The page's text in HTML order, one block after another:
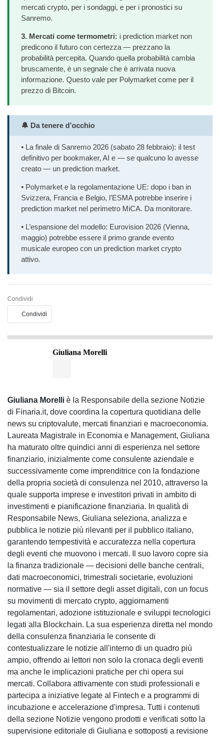
mercati crypto, per i sondaggi, e per i pronostici su
Sanremo.
3. Mercati come termometri: i prediction market non
predicono il futuro con certezza — prezzano la
probabilità percepita. Quando quella probabilità cambia
bruscamente, è un segnale che è arrivata nuova
informazione. Questo vale per Polymarket come per il
prezzo di Bitcoin.
🔔 Da tenere d’occhio
• La finale di Sanremo 2026 (sabato 28 febbraio): il test
definitivo per bookmaker, AI e — se qualcuno lo avesse
creato — un prediction market.
• Polymarket e la regolamentazione UE: dopo i ban in
Svizzera, Francia e Belgio, l’ESMA potrebbe inserire i
prediction market nel perimetro MiCA. Da monitorare.
• L’espansione del modello: Eurovision 2026 (Vienna,
maggio) potrebbe essere il primo grande evento
musicale europeo con un prediction market crypto
attivo.
Condividi
Condividi
Giuliana Morelli
Giuliana Morelli è la Responsabile della sezione Notizie
di Finaria.it, dove coordina la copertura quotidiana delle
news su criptovalute, mercati finanziari e macroeconomia.
Laureata Magistrale in Economia e Management, Giuliana
ha maturato oltre quindici anni di esperienza nel settore
finanziario, inizialmente come consulente aziendale e
successivamente come imprenditrice con la fondazione
della propria società di consulenza nel 2010, attraverso la
quale supporta imprese e investitori privati in ambito di
investimenti e pianificazione finanziaria. In qualità di
Responsabile News, Giuliana seleziona, analizza e
pubblica le notizie più rilevanti per il pubblico italiano,
garantendo tempestività e accuratezza nella copertura
degli eventi che muovono i mercati. Il suo lavoro copre sia
la finanza tradizionale — decisioni delle banche centrali,
dati macroeconomici, trimestrali societarie, evoluzioni
normative — sia il settore degli asset digitali, con un focus
su movimenti di mercato crypto, aggiornamenti
regolamentari, adozione istituzionale e sviluppi tecnologici
legati alla Blockchain. La sua esperienza diretta nel mondo
della consulenza finanziaria le consente di
contestualizzare le notizie all'interno di un quadro più
ampio, offrendo ai lettori non solo la cronaca degli eventi
ma anche le implicazioni pratiche per chi opera sui
mercati. Collabora attivamente con studi professionali e
partecipa a iniziative legate al Fintech e a programmi di
incubazione e accelerazione d'impresa. Tutti i contenuti
della sezione Notizie vengono prodotti e verificati sotto la
supervisione editoriale di Giuliana e sottoposti a revisione